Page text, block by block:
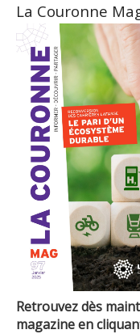
La Couronne
Retrouvez dès
magazine en